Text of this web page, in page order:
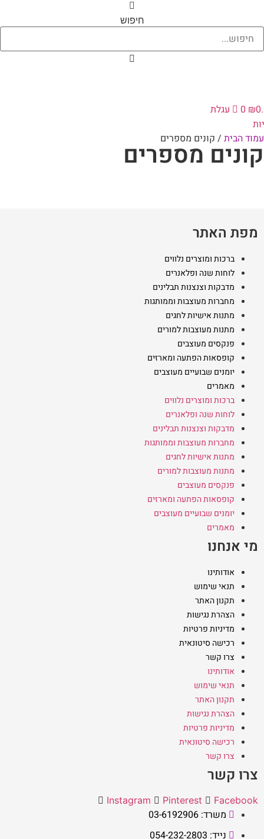
חיפוש
₪
0
עגלת
עמוד הבית / קונים מספרים
קונים מספרים
מפת האתר
ברכות ומוצרים נלווים
לוחות שנה ופלאנרים
מדבקות וצנצנות תבלינים
מחברות מעוצבות וממותגות
מתנות אישיות לחגים
מתנות מעוצבות למורים
פנקסים מעוצבים
קופסאות הפתעה ומארזים
יומנים שבועיים מעוצבים
מאמרים
ברכות ומוצרים נלווים
לוחות שנה ופלאנרים
מדבקות וצנצנות תבלינים
מחברות מעוצבות וממותגות
מתנות אישיות לחגים
מתנות מעוצבות למורים
פנקסים מעוצבים
קופסאות הפתעה ומארזים
יומנים שבועיים מעוצבים
מאמרים
מי אנחנו
אודותינו
תנאי שימוש
תקנון האתר
הצהרת נגישות
מדיניות פרטיות
רכישה סיטונאית
צרו קשר
אודותינו
תנאי שימוש
תקנון האתר
הצהרת נגישות
מדיניות פרטיות
רכישה סיטונאית
צרו קשר
צרו קשר
Instagram Pinterest Facebook
משרד: 03-6192906
נייד: 054-232-2803